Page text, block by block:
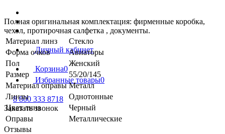
Личный кабинет
Корзина0
Избранные товары0
8 800 333 8718
Заказать звонок
Полная оригинальная комплектация: фирменные коробка,
чехол, протирочная салфетка , документы.
Материал линз
Стекло
Форма очков
Авиаторы
Пол
Женский
Размер
55/20/145
Материал оправы Металл
Линзы
Однотонные
Цвет линз
Черный
Оправы
Металлические
Отзывы